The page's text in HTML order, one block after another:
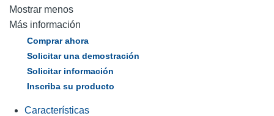
Mostrar menos
Más información
Comprar ahora
Solicitar una demostración
Solicitar información
Inscriba su producto
Características